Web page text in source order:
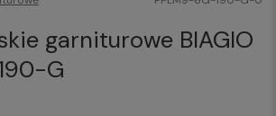
garniturowe BIAGIO
G